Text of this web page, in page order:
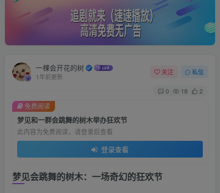
一棵会开花的树
1年前更新
关注 私信
0 18 2
梦见和一群会跳舞的树木举办狂欢节
此内容为免费阅读，请登录后查看
登录查看
免费阅读
梦见会跳舞的树木：一场奇幻的狂欢节